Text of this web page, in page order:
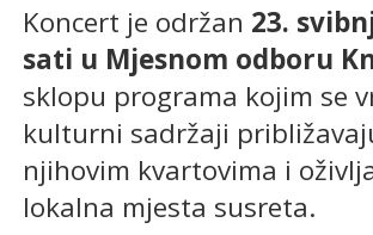
Koncert je održan 23.
sati u Mjesnom odboru
sklopu programa kojim se
kulturni sadržaji
njihovim kvartovima i
lokalna mjesta susreta.